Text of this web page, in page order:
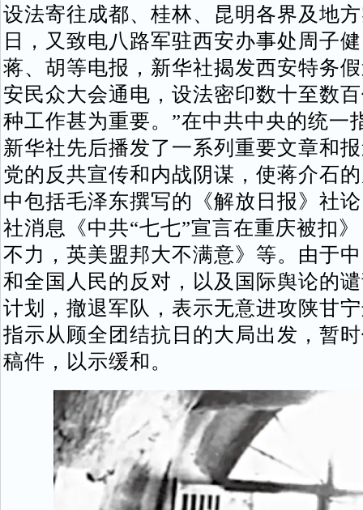
设法寄往成都、桂林、昆明各界及地
日，又致电八路军驻西安办事处周子
蒋、胡等电报，新华社揭发西安特务
安民众大会通电，设法密印数十至数
种工作甚为重要。”在中共中央的统一
新华社先后播发了一系列重要文章和
党的反共宣传和内战阴谋，使蒋介石
中包括毛泽东撰写的《解放日报》社
社消息《中共“七七”宣言在重庆被扣
不力，英美盟邦大不满意》等。由于
和全国人民的反对，以及国际舆论的
计划，撤退军队，表示无意进攻陕甘
指示从顾全团结抗日的大局出发，暂
稿件，以示缓和。